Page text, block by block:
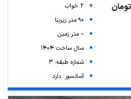
2 خواب
90 متر زیربنا
-- متر زمین
سال ساخت 1404
شماره طبقه: 3
آسانسور: دارد